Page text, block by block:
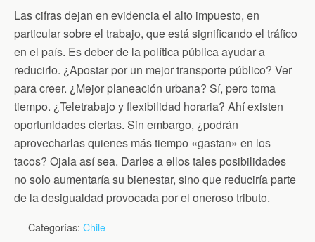
Las cifras dejan en evidencia el alto impuesto, en
particular sobre el trabajo, que está significando el tráfico
en el país. Es deber de la política pública ayudar a
reducirlo. ¿Apostar por un mejor transporte público? Ver
para creer. ¿Mejor planeación urbana? Sí, pero toma
tiempo. ¿Teletrabajo y flexibilidad horaria? Ahí existen
oportunidades ciertas. Sin embargo, ¿podrán
aprovecharlas quienes más tiempo «gastan» en los
tacos? Ojala así sea. Darles a ellos tales posibilidades
no solo aumentaría su bienestar, sino que reduciría parte
de la desigualdad provocada por el oneroso tributo.
Categorías: Chile